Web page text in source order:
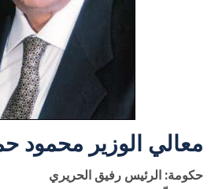
معالي الوزير محمود
حكومة: الرئيس رفيق الحريري